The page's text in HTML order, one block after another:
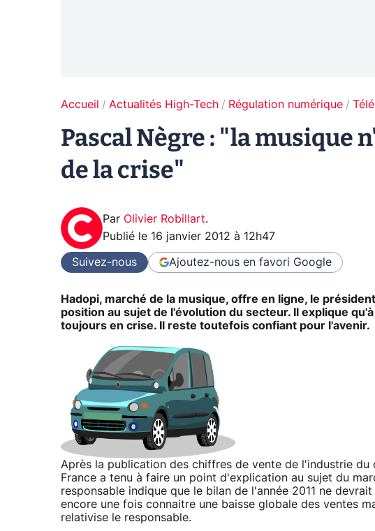
Accueil Actualités High-Tech Régulation numérique
Pascal Nègre : "la musique
de la crise"
Par Olivier Robillart.
Publié le 16 janvier 2012 à 12h47
Suivez-nous Ajoutez-nous en favori Google
Hadopi, marché de la musique, offre en ligne, le
position au sujet de l'évolution du secteur. Il explique
toujours en crise. Il reste toutefois confiant pour l'avenir.
Après la publication des chiffres de vente de l'industrie du
France a tenu à faire un point d'explication au sujet du
responsable indique que le bilan de l'année 2011 ne
encore une fois connaitre une baisse globale des ventes
relativise le responsable.